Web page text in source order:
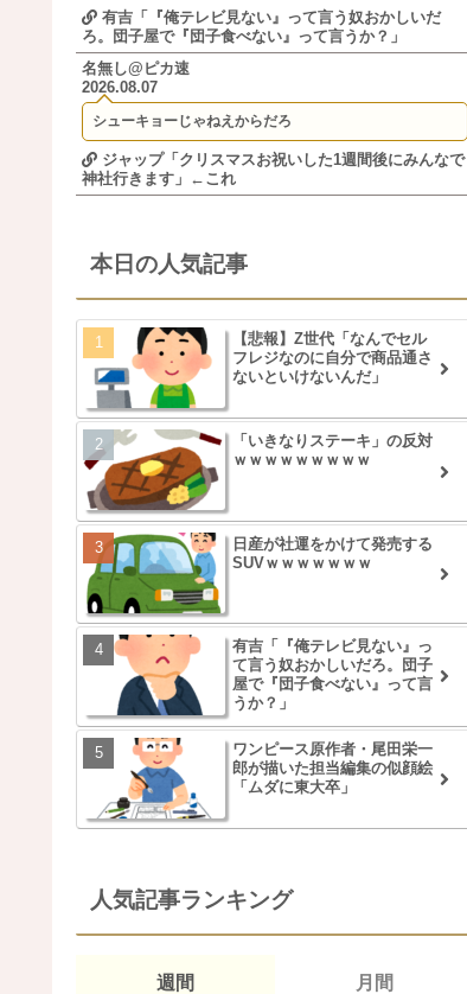
有吉「『俺テレビ見ない』って言う奴おかしいだ
ろ。団子屋で『団子食べない』って言うか？」
名無し@ピカ速
2026.08.07
シューキョーじゃねえからだろ
ジャップ「クリスマスお祝いした1週間後にみんなで
神社行きます」←これ
本日の人気記事
【悲報】Z世代「なんでセル
フレジなのに自分で商品通さ
ないといけないんだ」
「いきなりステーキ」の反対
ｗｗｗｗｗｗｗｗｗ
日産が社運をかけて発売する
SUVｗｗｗｗｗｗｗ
有吉「『俺テレビ見ない』っ
て言う奴おかしいだろ。団子
屋で『団子食べない』って言
うか？」
ワンピース原作者・尾田栄一
郎が描いた担当編集の似顔絵
「ムダに東大卒」
人気記事ランキング
週間 月間